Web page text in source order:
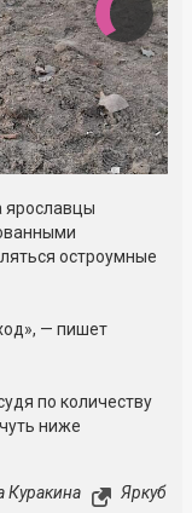
ярославцы
остроумные
— пишет
по количеству
ниже
Куракина Яркуб